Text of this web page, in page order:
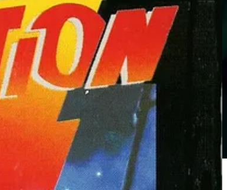
jeux de la série culte : Ron Gilbert et Dave